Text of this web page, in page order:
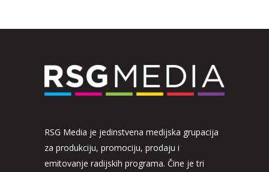
RSG Media je jedinstvena medijska grupacija
za produkciju, promociju, prodaju i
emitovanje radijskih programa. Čine je tri